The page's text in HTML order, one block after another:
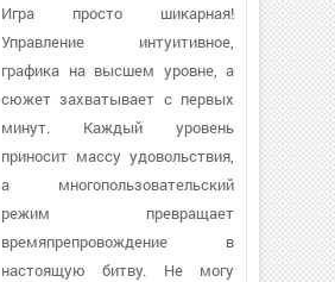
Игра просто шикарная!
Управление интуитивное,
графика на высшем уровне, а
сюжет захватывает с первых
минут. Каждый уровень
приносит массу удовольствия,
а многопользовательский
режим превращает
времяпрепровождение в
настоящую битву. Не могу